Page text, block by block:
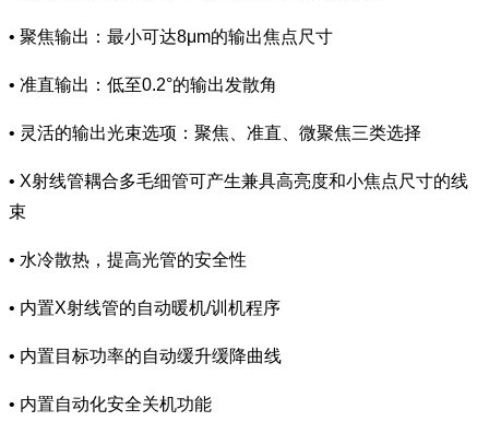
• 聚焦输出：最小可达8μm的输出焦点尺寸
• 准直输出：低至0.2°的输出发散角
• 灵活的输出光束选项：聚焦、准直、微聚焦三类选择
• X射线管耦合多毛细管可产生兼具高亮度和小焦点尺寸的线
束
• 水冷散热，提高光管的安全性
• 内置X射线管的自动暖机/训机程序
• 内置目标功率的自动缓升缓降曲线
• 内置自动化安全关机功能